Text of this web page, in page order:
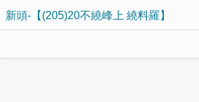
新頭-【(205)20不繞峰上 繞料羅】